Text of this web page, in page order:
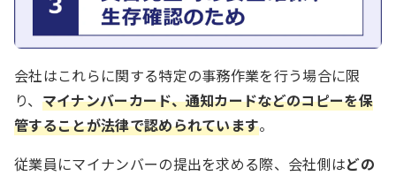
会社はこれらに関する特定の事務作業を行う場合に限
り、 マイナンバーカード、通知カードなどのコピーを保
管することが法律で認められています。
従業員にマイナンバーの提出を求める際、会社側はどの